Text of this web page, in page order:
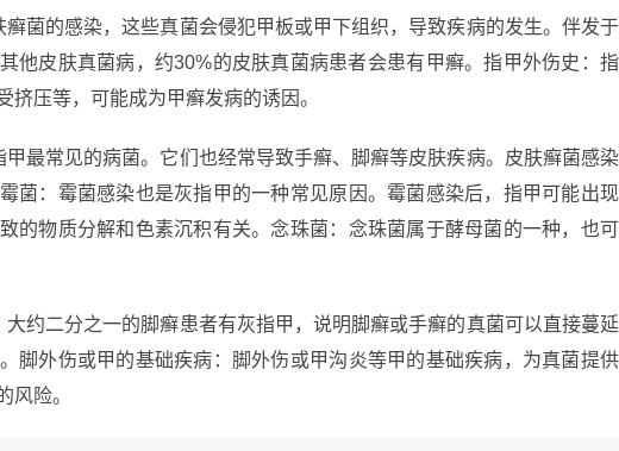
菌的感染，这些真菌会侵犯甲板或甲下组织，导致疾病的发生。伴发于
他皮肤真菌病，约30%的皮肤真菌病患者会患有甲癣。指甲外伤史：指
挤压等，可能成为甲癣发病的诱因。
最常见的病菌。它们也经常导致手癣、脚癣等皮肤疾病。皮肤癣菌感染
菌：霉菌感染也是灰指甲的一种常见原因。霉菌感染后，指甲可能出现
的物质分解和色素沉积有关。念珠菌：念珠菌属于酵母菌的一种，也可
约二分之一的脚癣患者有灰指甲，说明脚癣或手癣的真菌可以直接蔓延
脚外伤或甲的基础疾病：脚外伤或甲沟炎等甲的基础疾病，为真菌提供
风险。